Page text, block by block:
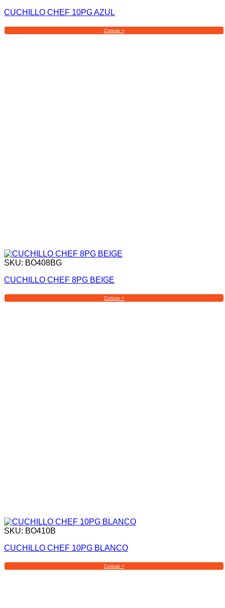
CUCHILLO CHEF 10PG AZUL
Cotizar +
SKU: BO408BG
CUCHILLO CHEF 8PG BEIGE
Cotizar +
SKU: BO410B
CUCHILLO CHEF 10PG BLANCO
Cotizar +